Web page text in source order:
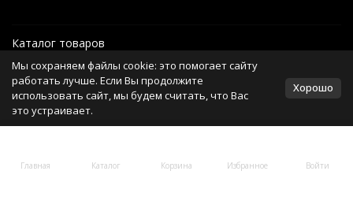
Главная Каталог Корзина Избранное Войти
Каталог товаров
Информация
Политика персональных данных
Мы сохраняем файлы cookie: это помогает сайту
работать лучше. Если Вы продолжите
использовать сайт, мы будем считать, что Вас
это устраивает.
Хорошо